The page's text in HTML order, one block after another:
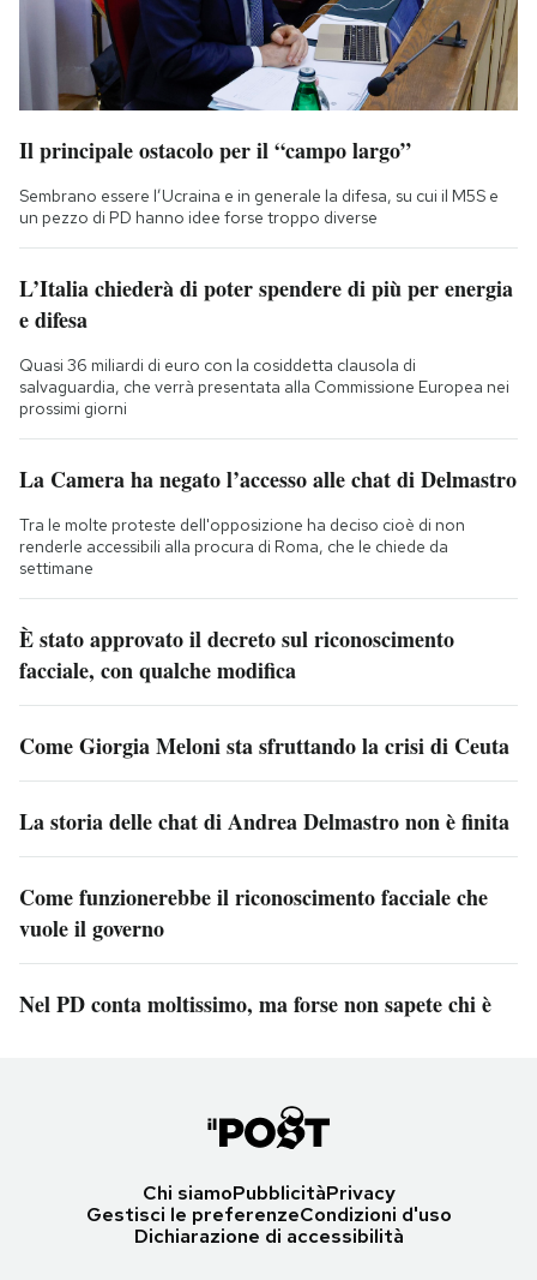
Il principale ostacolo per il “campo largo”
Sembrano essere l’Ucraina e in generale la difesa, su cui il M5S e
un pezzo di PD hanno idee forse troppo diverse
L’Italia chiederà di poter spendere di più per energia
e difesa
Quasi 36 miliardi di euro con la cosiddetta clausola di
salvaguardia, che verrà presentata alla Commissione Europea nei
prossimi giorni
La Camera ha negato l’accesso alle chat di Delmastro
Tra le molte proteste dell'opposizione ha deciso cioè di non
renderle accessibili alla procura di Roma, che le chiede da
settimane
È stato approvato il decreto sul riconoscimento
facciale, con qualche modifica
Come Giorgia Meloni sta sfruttando la crisi di Ceuta
La storia delle chat di Andrea Delmastro non è finita
Come funzionerebbe il riconoscimento facciale che
vuole il governo
Nel PD conta moltissimo, ma forse non sapete chi è
Chi siamoPubblicitàPrivacy
Gestisci le preferenzeCondizioni d'uso
Dichiarazione di accessibilità